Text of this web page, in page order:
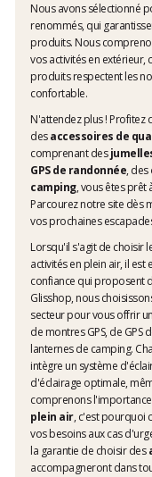
Nous avons sélectionné
renommés, qui
produits. Nous
vos activités en extérieur,
produits respectent les
confortable.
N'attendez plus !
desaccessoires de
comprenant des
GPS de randonnée, des
camping, vous êtes prêt
Parcourez notre site dès
vos prochaines
Lorsqu'il s'agit de choisir
activités en plein air, il
confiance qui proposent
Glisshop, nous
secteur pour vous offrir
de montres GPS, de
lanternes de camping.
intègre un système
d'éclairage optimale,
comprenons
plein air, c'est pourquoi
vos besoins aux cas
la garantie de choisir des
accompagneront dans